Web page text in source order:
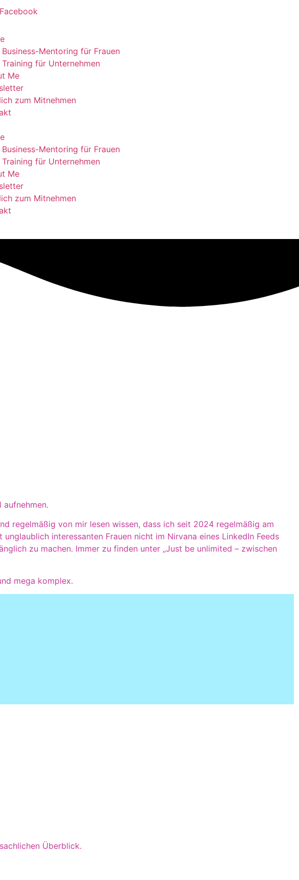
Facebook
Business-Mentoring für Frauen
Training für Unternehmen
Me
zum Mitnehmen
Business-Mentoring für Frauen
Training für Unternehmen
Me
zum Mitnehmen
regelmäßig von mir lesen wissen, dass ich seit 2024 regelmäßig am
interessanten Frauen nicht im Nirvana eines LinkedIn Feeds
zu machen. Immer zu finden unter „Just be unlimited – zwischen
mega komplex.
Überblick.